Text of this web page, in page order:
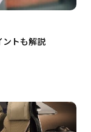
ントも解説